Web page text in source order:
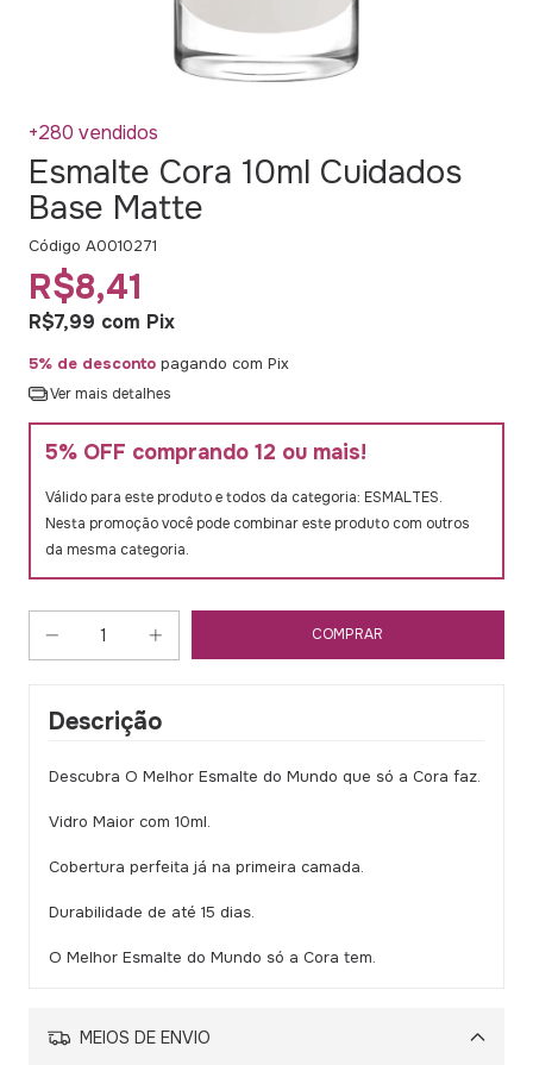
+280 vendidos
Esmalte Cora 10ml Cuidados
Base Matte
Código A0010271
R$8,41
R$7,99 com Pix
5% de desconto pagando com Pix
Ver mais detalhes
5% OFF comprando 12 ou mais!
Válido para este produto e todos da categoria: ESMALTES.
Nesta promoção você pode combinar este produto com outros
da mesma categoria.
Descrição
Descubra O Melhor Esmalte do Mundo que só a Cora faz.
Vidro Maior com 10ml.
Cobertura perfeita já na primeira camada.
Durabilidade de até 15 dias.
O Melhor Esmalte do Mundo só a Cora tem.
MEIOS DE ENVIO